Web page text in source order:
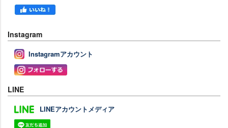
Instagram
Instagramアカウント
LINE
LINEアカウントメディア